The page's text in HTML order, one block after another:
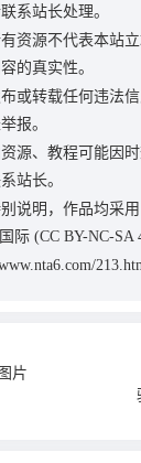
系站长处理。
资源不代表本站
的真实性。
或转载任何违法
报。
源、教程可能因
站长。
说明，作品均采用
际 (CC BY-NC-SA
片